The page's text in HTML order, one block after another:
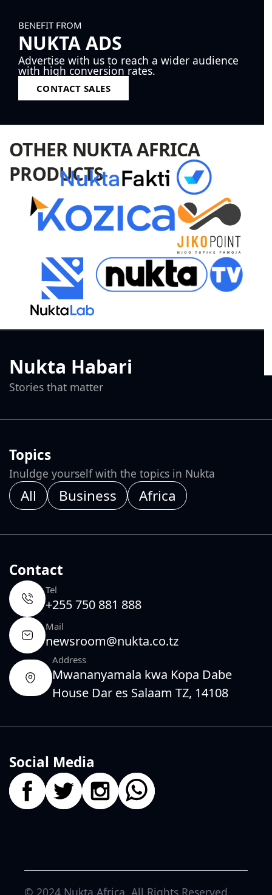
BENEFIT FROM
NUKTA ADS
Advertise with us to reach a wider audience
with high conversion rates.
CONTACT SALES
OTHER NUKTA AFRICA
PRODUCTS
Nukta Habari
Stories that matter
Topics
Inuldge yourself with the topics in Nukta
All Business Africa
Contact
Tel
+255 750 881 888
Mail
newsroom@nukta.co.tz
Address
Mwananyamala kwa Kopa Dabe
House Dar es Salaam TZ, 14108
Social Media
© 2024 Nukta Africa . All Rights Reserved.